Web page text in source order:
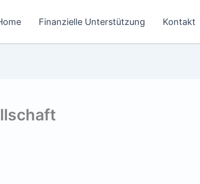
Finanzielle Unterstützung Kontakt